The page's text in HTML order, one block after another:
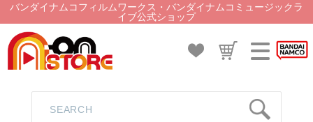
バンダイナムコフィルムワークス・バンダイナムコミュージックラ
イブ公式ショップ